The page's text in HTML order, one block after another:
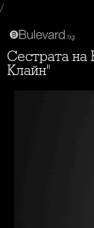
/
Сестрата на Кейт Мос - лице на "Калвин
Клайн"